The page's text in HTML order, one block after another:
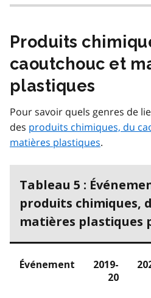
Produits
caoutchouc et
plastiques
Pour savoir quels genres de
des produits chimiques, du
matières plastiques.
Tableau 5 :
produits chimiques,
matières plastiques
Événement
2019-
20